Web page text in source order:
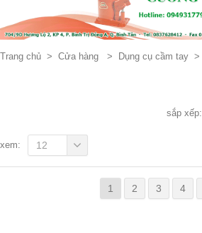
Trang chủ > Cửa hàng > Dụng cụ cầm tay >
sắp xếp:
1 2 3 4
xem: 12